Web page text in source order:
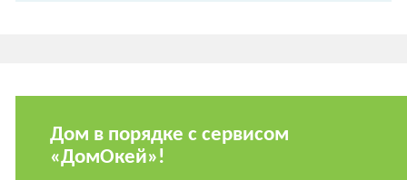
Дом в порядке с сервисом
«ДомОкей»!